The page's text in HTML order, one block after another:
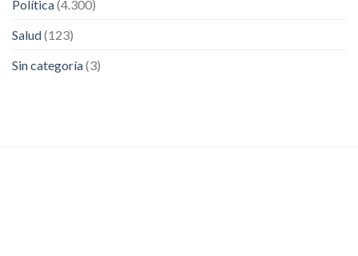
Política(4.300)
Salud(123)
Sin categoría(3)